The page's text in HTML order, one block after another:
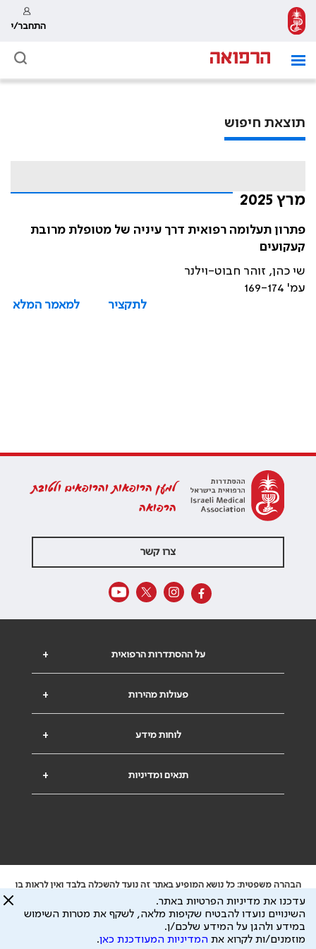
התחבר/י
תוצאת חיפוש
מרץ 2025
פתרון תעלומה רפואית דרך עיניה של מטופלת מרובת
קעקועים
שי כהן, זוהר חבוט-וילנר
עמ' 169-174
לתקציר
למאמר המלא
למען הרופאות והרופאים ולטובת
הרפואה
צרו קשר
+ על ההסתדרות הרפואית
+ פעולות מהירות
+ לוחות מידע
+ תנאים ומדיניות
הבהרה משפטית: כל נושא המופיע באתר זה נועד להשכלה בלבד ואין לראות בו
ייעוץ רפואי או משפטי. אין הר"י אחראית לתוכן המתפרסם באתר זה ולכל נזק
שעלול להיגרם.
ידוע לי שהר"י אוספת ושומרת מידע אישי לצורך מתן השרות וכי חלק ממנו עשוי
להיות מועבר לצדדים שלישיים, הכל בכפוף למדיניות הפרטיות
עדכנו את מדיניות הפרטיות באתר.
השינויים נועדו להבטיח שקיפות מלאה, לשקף את מטרות השימוש
במידע ולהגן על המידע שלכם/ן.
מוזמנים/ות לקרוא את המדיניות המעודכנת כאן.